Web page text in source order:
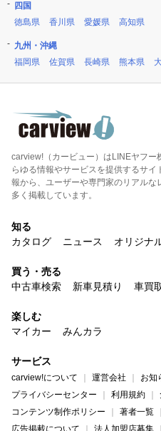
四国
徳島県
香川県 愛媛県 高知県
九州・沖縄
福岡県
佐賀県 長崎県 熊本県
carview!（カービュー）はLINEヤフー
らゆる情報やサービスを提供するサ
報から、ユーザーや専門家のリアル
多く掲載しています。
知る
カタログ
ニュース オリジナ
買う・売る
中古車検索
新車見積り 車買
楽しむ
マイカー
みんカラ
サービス
carview!について 運営会社 お知
プライバシーセンター
利用規約
コンテンツ制作ポリシー
著者一覧